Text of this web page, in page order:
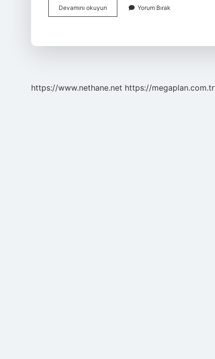
Devamını okuyun
Erol
Yorum Bırak
https://www.nethane.net https://megaplan.com.tr